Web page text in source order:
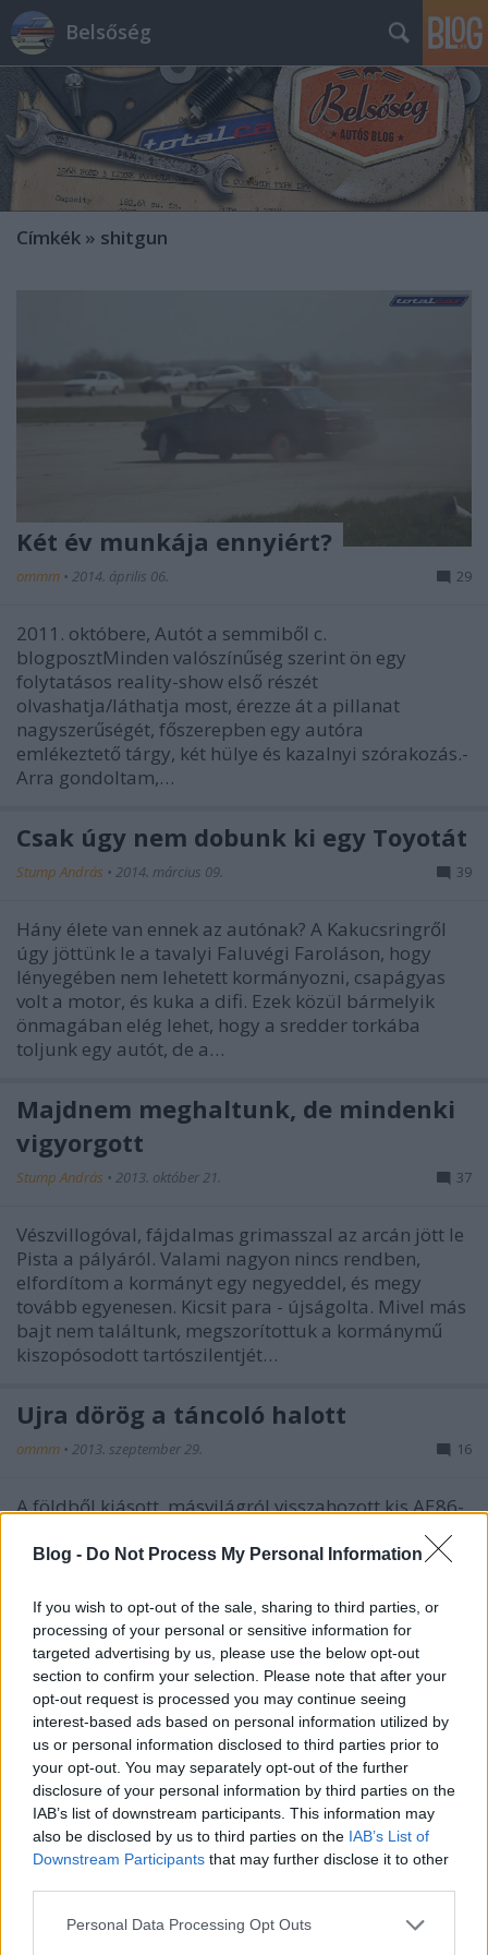
Blog - Do Not Process My Personal Information
If you wish to opt-out of the sale, sharing to third parties, or
processing of your personal or sensitive information for
targeted advertising by us, please use the below opt-out
section to confirm your selection. Please note that after your
opt-out request is processed you may continue seeing
interest-based ads based on personal information utilized by
us or personal information disclosed to third parties prior to
your opt-out. You may separately opt-out of the further
disclosure of your personal information by third parties on the
IAB’s list of downstream participants. This information may
also be disclosed by us to third parties on the IAB’s List of
Downstream Participants that may further disclose it to other
Please note that this website/app uses one or more Google
Personal Data Processing Opt Outs
Belsőség
Címkék » shitgun
Két év munkája ennyiért?
ommm • 2014. április 06. 29
2011. októbere, Autót a semmiből c.
blogposztMinden valószínűség szerint ön egy
folytatásos reality-show első részét
olvashatja/láthatja most, érezze át a pillanat
nagyszerűségét, főszerepben egy autóra
emlékeztető tárgy, két hülye és kazalnyi szórakozás.-
Arra gondoltam,…
Csak úgy nem dobunk ki egy Toyotát
Stump András • 2014. március 09. 39
Hány élete van ennek az autónak? A Kakucsringről
úgy jöttünk le a tavalyi Faluvégi Faroláson, hogy
lényegében nem lehetett kormányozni, csapágyas
volt a motor, és kuka a difi. Ezek közül bármelyik
önmagában elég lehet, hogy a sredder torkába
toljunk egy autót, de a…
Majdnem meghaltunk, de mindenki
vigyorgott
Stump András • 2013. október 21. 37
Vészvillogóval, fájdalmas grimasszal az arcán jött le
Pista a pályáról. Valami nagyon nincs rendben,
elfordítom a kormányt egy negyeddel, és megy
tovább egyenesen. Kicsit para - újságolta. Mivel más
bajt nem találtunk, megszorítottuk a kormánymű
kiszopósodott tartószilentjét…
Újra dörög a táncoló halott
ommm • 2013. szeptember 29. 16
A földből kiásott, másvilágról visszahozott kis AE86-
os nem adja magát könnyen. Úgy látszik most, hogy
két évnyi laza pipa után Bandival együtt
megköszönni mindenkinek, akihez ideig-óráig
beköltöztünk emiatt) most úgy döntött,…
A földből kiásott Corolla csodája